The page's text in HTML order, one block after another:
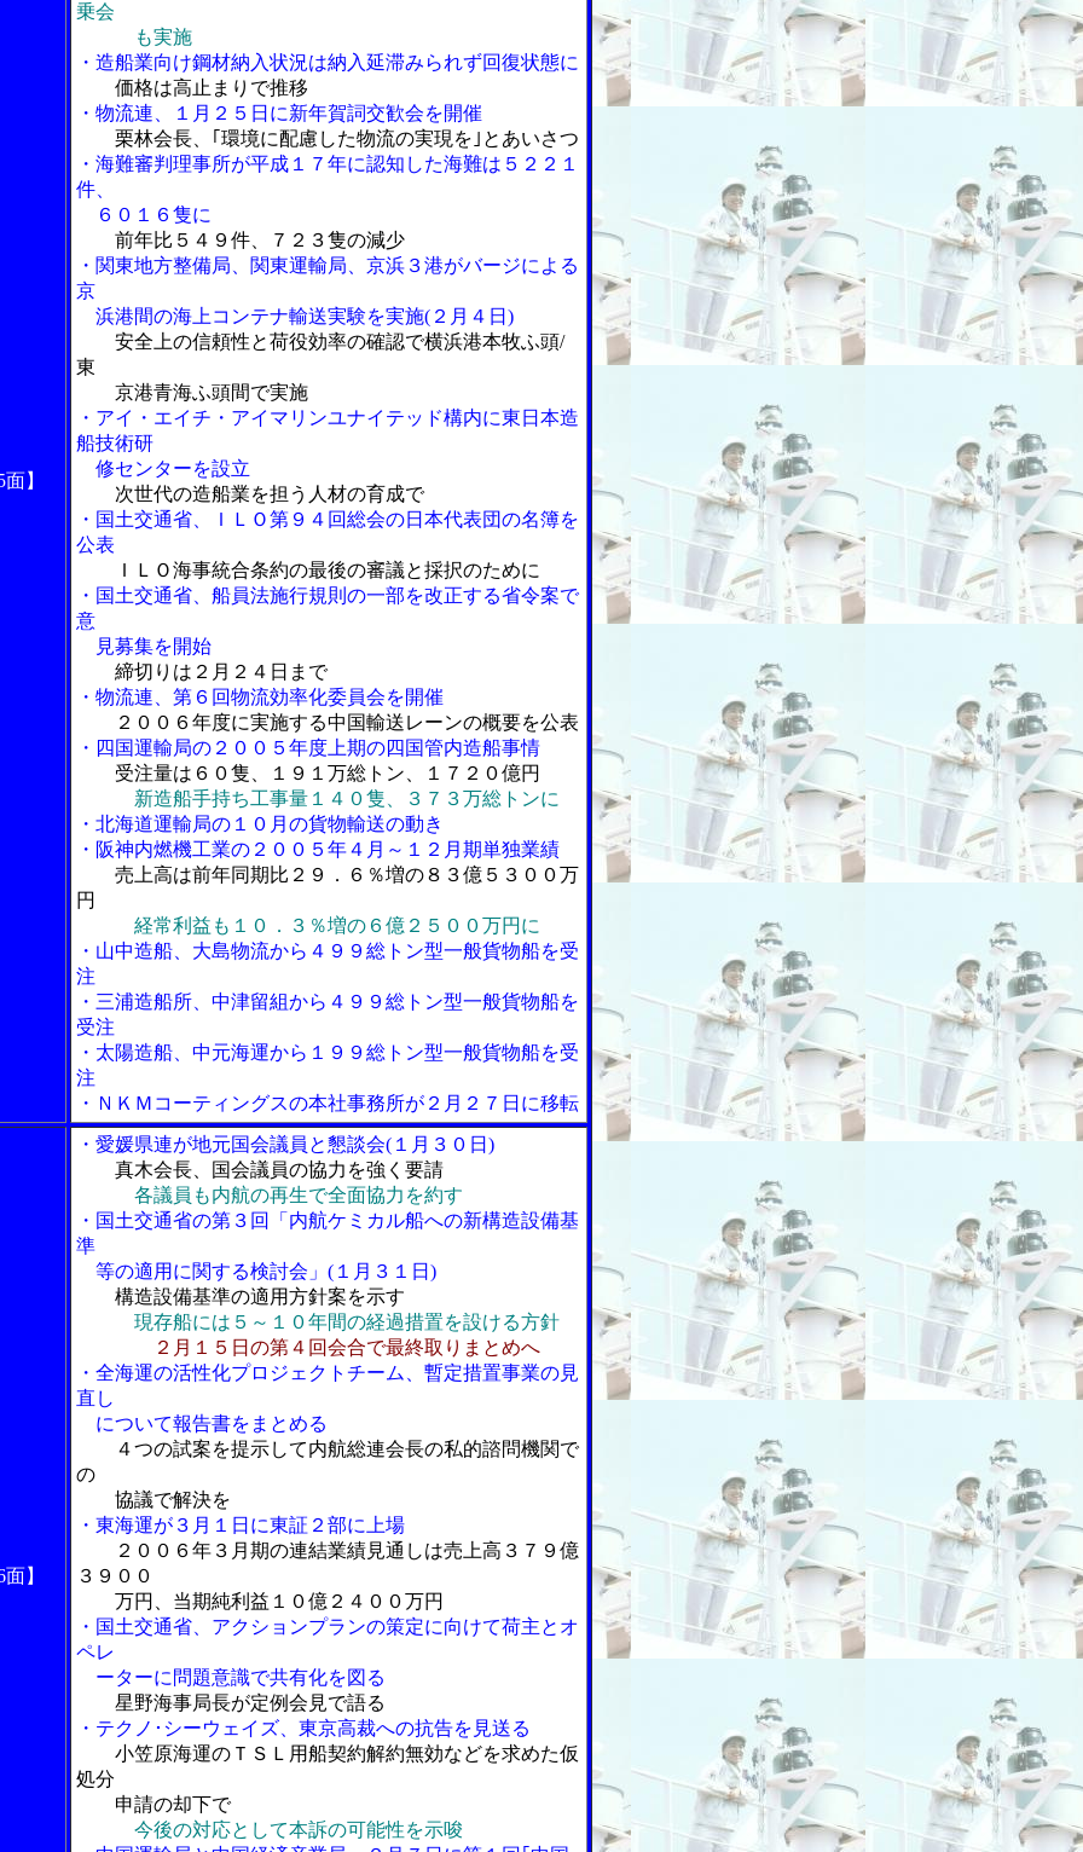
】
乗会
も実施
・造船業向け鋼材納入状況は納入延滞みられず回復状態に
価格は高止まりで推移
・物流連、１月２５日に新年賀詞交歓会を開催
栗林会長、｢環境に配慮した物流の実現を｣とあいさつ
・海難審判理事所が平成１７年に認知した海難は５２２１
件、
６０１６隻に
前年比５４９件、７２３隻の減少
・関東地方整備局、関東運輸局、京浜３港がバージによる
京
浜港間の海上コンテナ輸送実験を実施(２月４日)
安全上の信頼性と荷役効率の確認で横浜港本牧ふ頭/
東
京港青海ふ頭間で実施
・アイ・エイチ・アイマリンユナイテッド構内に東日本造
船技術研
修センターを設立
次世代の造船業を担う人材の育成で
・国土交通省、ＩＬＯ第９４回総会の日本代表団の名簿を
公表
ＩＬＯ海事統合条約の最後の審議と採択のために
・国土交通省、船員法施行規則の一部を改正する省令案で
意
見募集を開始
締切りは２月２４日まで
・物流連、第６回物流効率化委員会を開催
２００６年度に実施する中国輸送レーンの概要を公表
・四国運輸局の２００５年度上期の四国管内造船事情
受注量は６０隻、１９１万総トン、１７２０億円
新造船手持ち工事量１４０隻、３７３万総トンに
・北海道運輸局の１０月の貨物輸送の動き
・阪神内燃機工業の２００５年４月～１２月期単独業績
売上高は前年同期比２９．６％増の８３億５３００万
円
経常利益も１０．３％増の６億２５００万円に
・山中造船、大島物流から４９９総トン型一般貨物船を受
注
・三浦造船所、中津留組から４９９総トン型一般貨物船を
受注
・太陽造船、中元海運から１９９総トン型一般貨物船を受
注
・ＮＫＭコーティングスの本社事務所が２月２７日に移転
】
・愛媛県連が地元国会議員と懇談会(１月３０日)
真木会長、国会議員の協力を強く要請
各議員も内航の再生で全面協力を約す
・国土交通省の第３回「内航ケミカル船への新構造設備基
準
等の適用に関する検討会」(１月３１日)
構造設備基準の適用方針案を示す
現存船には５～１０年間の経過措置を設ける方針
２月１５日の第４回会合で最終取りまとめへ
・全海運の活性化プロジェクトチーム、暫定措置事業の見
直し
について報告書をまとめる
４つの試案を提示して内航総連会長の私的諮問機関で
の
協議で解決を
・東海運が３月１日に東証２部に上場
２００６年３月期の連結業績見通しは売上高３７９億
３９００
万円、当期純利益１０億２４００万円
・国土交通省、アクションプランの策定に向けて荷主とオ
ペレ
ーターに問題意識で共有化を図る
星野海事局長が定例会見で語る
・テクノ･シーウェイズ、東京高裁への抗告を見送る
小笠原海運のＴＳＬ用船契約解約無効などを求めた仮
処分
申請の却下で
今後の対応として本訴の可能性を示唆